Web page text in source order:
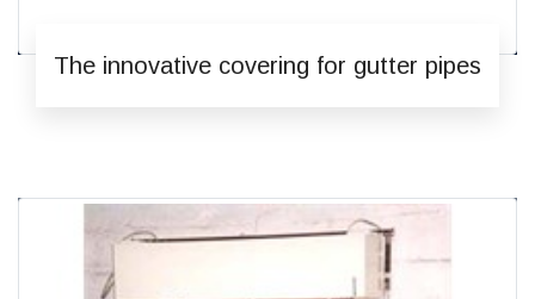
The innovative covering for gutter pipes